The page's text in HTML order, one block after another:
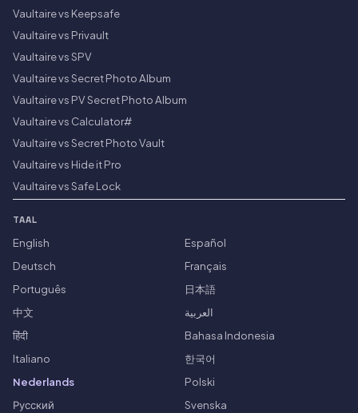
Vaultaire vs Keepsafe
Vaultaire vs Privault
Vaultaire vs SPV
Vaultaire vs Secret Photo Album
Vaultaire vs PV Secret Photo Album
Vaultaire vs Calculator#
Vaultaire vs Secret Photo Vault
Vaultaire vs Hide it Pro
Vaultaire vs Safe Lock
TAAL
English
Español
Deutsch
Français
Português
日本語
中文
العربية
हिंदी
Bahasa Indonesia
Italiano
한국어
Nederlands
Polski
Русский
Svenska